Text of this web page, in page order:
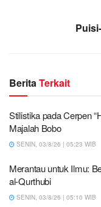
BeritaTerkait
Stilistika pada Cerpen
Majalah Bobo
SENIN, 03/8/26 | 05:23 WIB
Merantau untuk Ilmu:
al-Qurthubi
SENIN, 03/8/26 | 05:10 WIB